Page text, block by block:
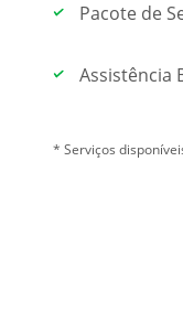
Pacote de
Assistência
* Serviços